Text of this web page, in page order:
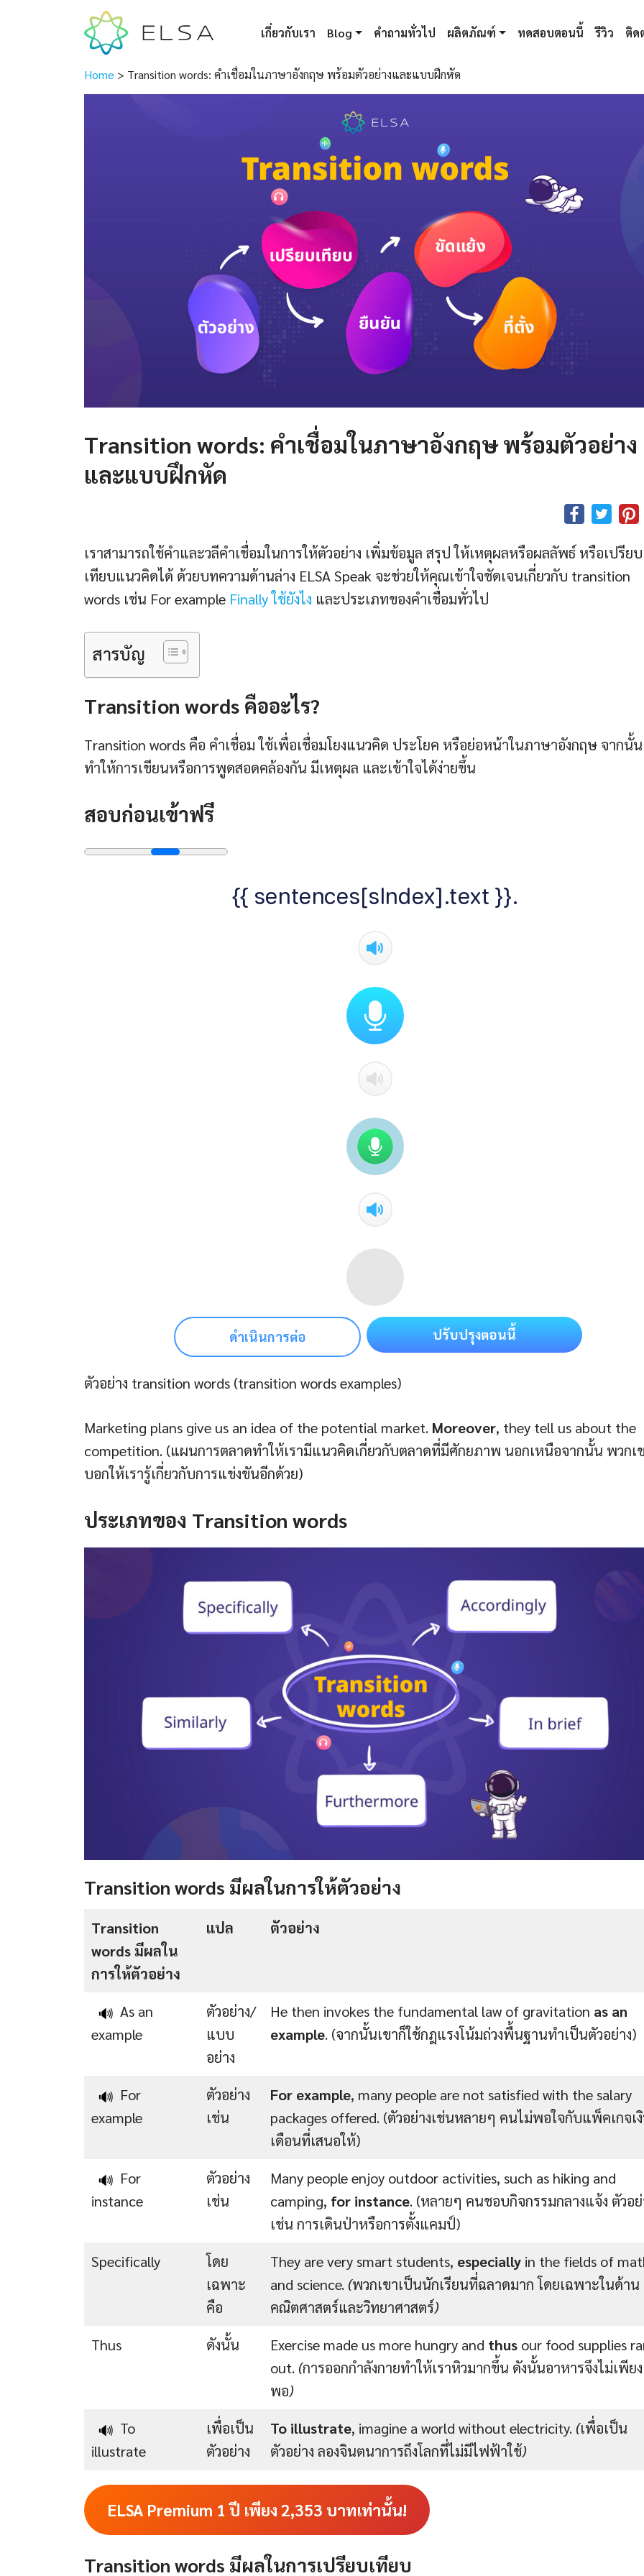
เกี่ยวกับเรา Blog คำถามทั่วไป ผลิตภัณฑ์ ทดสอบตอนนี้ รีวิว ติด
Home > Transition words: คำเชื่อมในภาษาอังกฤษ พร้อมตัวอย่างและแบบฝึกหัด
Transition words: คำเชื่อมในภาษาอังกฤษ พร้อมตัวอย่าง
และแบบฝึกหัด
เราสามารถใช้คำและวลีคำเชื่อมในการให้ตัวอย่าง เพิ่มข้อมูล สรุป ให้เหตุผลหรือผลลัพธ์ หรือเปรียบ
เทียบแนวคิดได้ ด้วยบทความด้านล่าง ELSA Speak จะช่วยให้คุณเข้าใจชัดเจนเกี่ยวกับ transition
words เช่น For example Finally ใช้ยังไง และประเภทของคำเชื่อมทั่วไป
สารบัญ
Transition words คืออะไร?
Transition words คือ คำเชื่อม ใช้เพื่อเชื่อมโยงแนวคิด ประโยค หรือย่อหน้าในภาษาอังกฤษ จากนั้น
ทำให้การเขียนหรือการพูดสอดคล้องกัน มีเหตุผล และเข้าใจได้ง่ายขึ้น
สอบก่อนเข้าฟรี
{{ sentences[sIndex].text }}.
ดำเนินการต่อ ปรับปรุงตอนนี้
ตัวอย่าง transition words (transition words examples)
Marketing plans give us an idea of the potential market. Moreover, they tell us about the
competition. (แผนการตลาดทำให้เรามีแนวคิดเกี่ยวกับตลาดที่มีศักยภาพ นอกเหนือจากนั้น พวกเ
บอกให้เรารู้เกี่ยวกับการแข่งขันอีกด้วย)
ประเภทของ Transition words
Transition words มีผลในการให้ตัวอย่าง
Transition
words มีผลใน
การให้ตัวอย่าง
แปล ตัวอย่าง
🔊 As an
example
ตัวอย่าง/
แบบ
อย่าง
He then invokes the fundamental law of gravitation as an
example. (จากนั้นเขาก็ใช้กฎแรงโน้มถ่วงพื้นฐานทำเป็นตัวอย่าง)
🔊 For
example
ตัวอย่าง
เช่น
For example, many people are not satisfied with the salary
packages offered. (ตัวอย่างเช่นหลายๆ คนไม่พอใจกับแพ็คเกจเ
เดือนที่เสนอให้)
🔊 For
instance
ตัวอย่าง
เช่น
Many people enjoy outdoor activities, such as hiking and
camping, for instance. (หลายๆ คนชอบกิจกรรมกลางแจ้ง ตัวอย่
เช่น การเดินป่าหรือการตั้งแคมป์)
Specifically
โดย
เฉพาะ
คือ
They are very smart students, especially in the fields of
and science. (พวกเขาเป็นนักเรียนที่ฉลาดมาก โดยเฉพาะในด้าน
คณิตศาสตร์และวิทยาศาสตร์)
Thus
ดังนั้น Exercise made us more hungry and thus our food supplies
out. (การออกกำลังกายทำให้เราหิวมากขึ้น ดังนั้นอาหารจึงไม่เพียง
พอ)
🔊 To
illustrate
เพื่อเป็น
ตัวอย่าง
To illustrate, imagine a world without electricity. (เพื่อเป็น
ตัวอย่าง ลองจินตนาการถึงโลกที่ไม่มีไฟฟ้าใช้)
ELSA Premium 1 ปี เพียง 2,353 บาทเท่านั้น!
Transition words มีผลในการเปรียบเทียบ